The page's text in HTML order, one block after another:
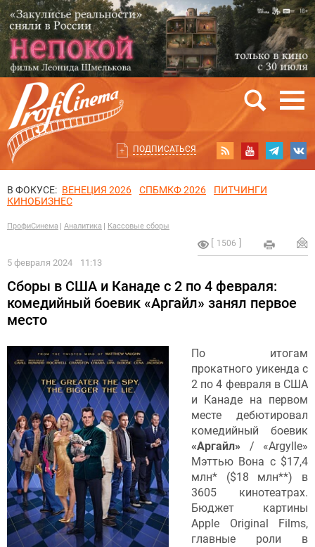
ПОДПИСАТЬСЯ
В ФОКУСЕ: ВЕНЕЦИЯ 2026 СПБМКФ 2026
ПИТЧИНГИ
КИНОБИЗНЕС
ПрофиСинема Аналитика Кассовые сборы
1506
5 февраля 2024 11:13
Сборы в США и Канаде с 2 по 4 февраля:
комедийный боевик «Аргайл» занял первое
место
По итогам
прокатного уикенда с
2 по 4 февраля в США
и Канаде на первом
месте дебютировал
комедийный боевик
«Аргайл» / «Argylle»
Мэттью Вона с $17,4
млн* ($18 млн**) в
3605 кинотеатрах.
Бюджет картины
Apple Original Films,
главные роли в